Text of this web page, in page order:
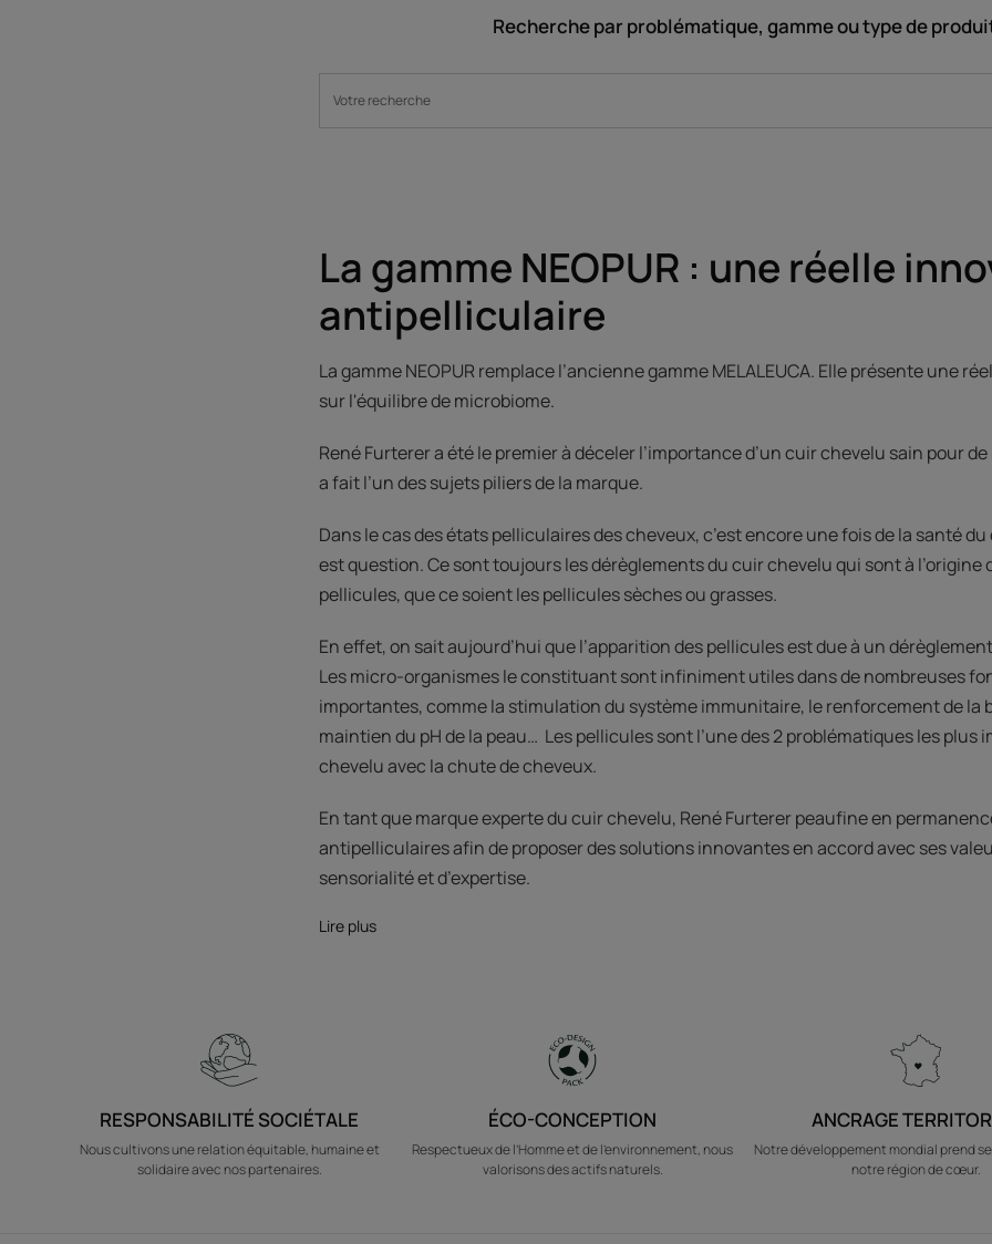
Recherche par problématique, gamme ou type de
La gamme NEOPUR : une réelle
antipelliculaire
La gamme NEOPUR remplace l’ancienne gamme MELALEUCA. Elle présente une
sur l'équilibre de microbiome.
René Furterer a été le premier à déceler l’importance d’un cuir chevelu sain pour
a fait l’un des sujets piliers de la marque.
Dans le cas des états pelliculaires des cheveux, c’est encore une fois de la santé
est question. Ce sont toujours les dérèglements du cuir chevelu qui sont à l’origine
pellicules, que ce soient les pellicules sèches ou grasses.
En effet, on sait aujourd’hui que l’apparition des pellicules est due à un
Les micro-organismes le constituant sont infiniment utiles dans de nombreuses
importantes, comme la stimulation du système immunitaire, le renforcement de la
maintien du pH de la peau… Les pellicules sont l’une des 2 problématiques les plus
chevelu avec la chute de cheveux.
En tant que marque experte du cuir chevelu, René Furterer peaufine en
antipelliculaires afin de proposer des solutions innovantes en accord avec ses
sensorialité et d’expertise.
Lire plus
RESPONSABILITÉ SOCIÉTALE
Nous cultivons une relation équitable, humaine et
solidaire avec nos partenaires.
ÉCO-CONCEPTION
Respectueux de l’Homme et de l’environnement, nous
valorisons des actifs naturels.
ANCRAGE
Notre développement mondial prend
notre région de cœur.